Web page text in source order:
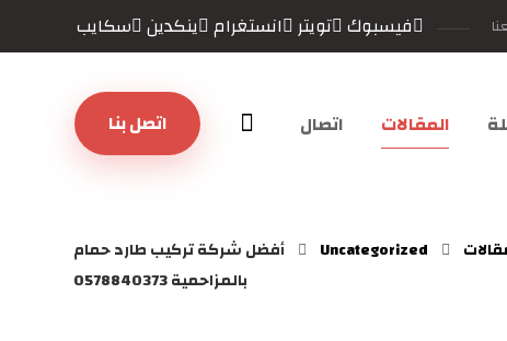
فيسبوك تويتر انستغرام ينكدين سكايب
اتصل بنا المقالات اتصال
Uncategorized
أفضل شركة تركيب طارد حمام
بالمزاحمية 0578840373